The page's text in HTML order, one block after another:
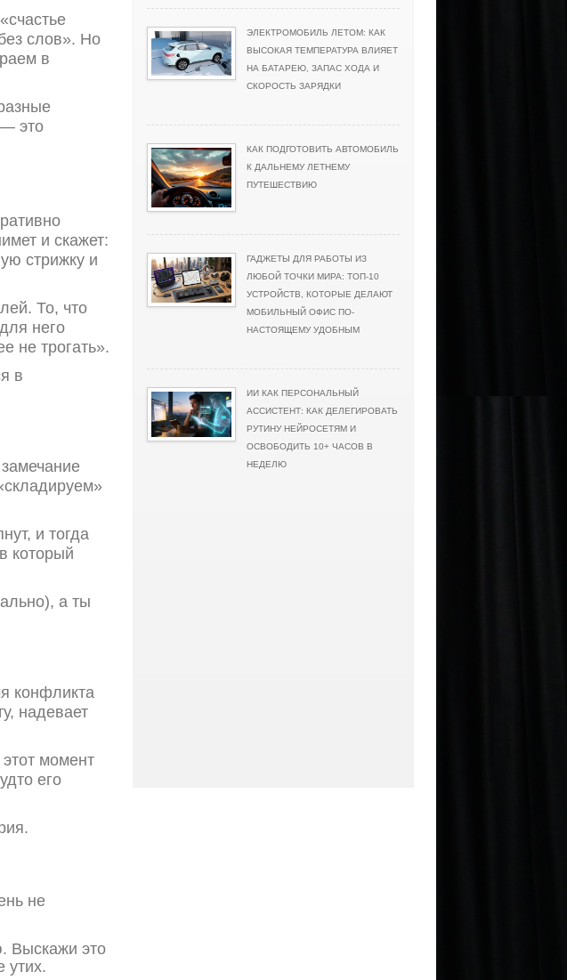
слов». Но
в
это
и скажет:
стрижку и
То, что
него
не трогать».
в
и тогда
который
а ты
конфликта
надевает
момент
его
не
Выскажи это
утих.
ЭЛЕКТРОМОБИЛЬ ЛЕТОМ: КАК
ВЫСОКАЯ ТЕМПЕРАТУРА ВЛИЯЕТ
НА БАТАРЕЮ, ЗАПАС ХОДА И
СКОРОСТЬ ЗАРЯДКИ
КАК ПОДГОТОВИТЬ АВТОМОБИЛЬ
К ДАЛЬНЕМУ ЛЕТНЕМУ
ПУТЕШЕСТВИЮ
ГАДЖЕТЫ ДЛЯ РАБОТЫ ИЗ
ЛЮБОЙ ТОЧКИ МИРА: ТОП-10
УСТРОЙСТВ, КОТОРЫЕ ДЕЛАЮТ
МОБИЛЬНЫЙ ОФИС ПО-
НАСТОЯЩЕМУ УДОБНЫМ
ИИ КАК ПЕРСОНАЛЬНЫЙ
АССИСТЕНТ: КАК ДЕЛЕГИРОВАТЬ
РУТИНУ НЕЙРОСЕТЯМ И
ОСВОБОДИТЬ 10+ ЧАСОВ В
НЕДЕЛЮ